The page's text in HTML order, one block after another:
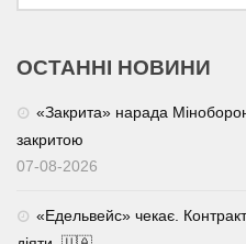
ОСТАННІ НОВИНИ
«Закрита» нарада
закритою
07-08-2026
«Едельвейс» чекає.